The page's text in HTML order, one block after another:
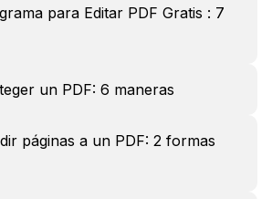
para Editar PDF Gratis : 7
un PDF: 6 maneras
páginas a un PDF: 2 formas